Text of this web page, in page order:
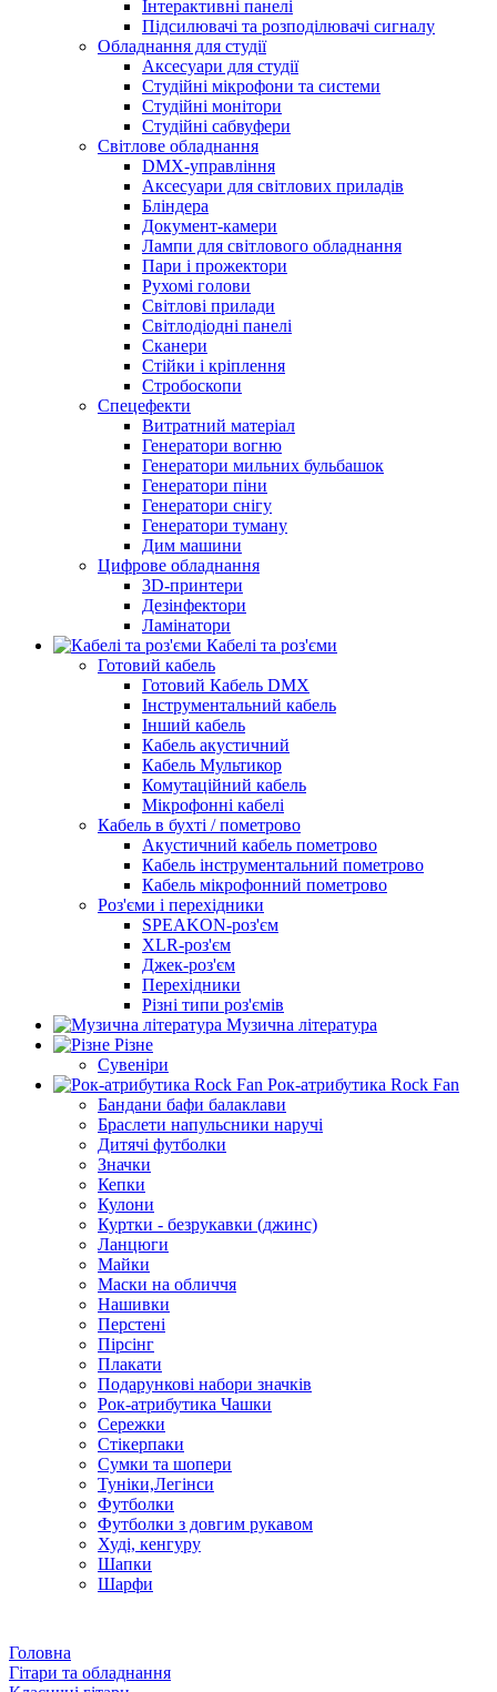
Інтерактивні панелі
Підсилювачі та розподілювачі сигналу
Обладнання для студії
Аксесуари для студії
Студійні мікрофони та системи
Студійні монітори
Студійні сабвуфери
Світлове обладнання
DMX-управління
Аксесуари для світлових приладів
Бліндера
Документ-камери
Лампи для світлового обладнання
Пари і прожектори
Рухомі голови
Світлові прилади
Світлодіодні панелі
Сканери
Стійки і кріплення
Стробоскопи
Спецефекти
Витратний матеріал
Генератори вогню
Генератори мильних бульбашок
Генератори піни
Генератори снігу
Генератори туману
Дим машини
Цифрове обладнання
3D-принтери
Дезінфектори
Ламінатори
Кабелі та роз'єми
Готовий кабель
Готовий Кабель DMX
Інструментальний кабель
Інший кабель
Кабель акустичний
Кабель Мультикор
Комутаційний кабель
Мікрофонні кабелі
Кабель в бухті / пометрово
Акустичний кабель пометрово
Кабель інструментальний пометрово
Кабель мікрофонний пометрово
Роз'єми і перехідники
SPEAKON-роз'єм
XLR-роз'єм
Джек-роз'єм
Перехідники
Різні типи роз'ємів
Музична література
Різне
Сувеніри
Рок-атрибутика Rock Fan
Бандани бафи балаклави
Браслети напульсники наручі
Дитячі футболки
Значки
Кепки
Кулони
Куртки - безрукавки (джинс)
Ланцюги
Майки
Маски на обличчя
Нашивки
Перстені
Пірсінг
Плакати
Подарункові набори значків
Рок-атрибутика Чашки
Сережки
Стікерпаки
Сумки та шопери
Туніки,Легінси
Футболки
Футболки з довгим рукавом
Худі, кенгуру
Шапки
Шарфи
Головна
Гітари та обладнання